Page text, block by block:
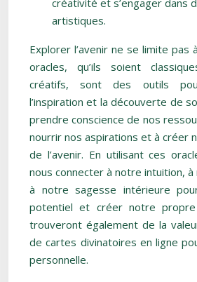
créativité et s’engager dans
artistiques.
Explorer l’avenir ne se limite pas
oracles, qu’ils soient
créatifs, sont des outils pour
l’inspiration et la découverte de
prendre conscience de nos
nourrir nos aspirations et à créer
de l’avenir. En utilisant ces
nous connecter à notre intuition,
à notre sagesse intérieure
potentiel et créer notre propre
trouveront également de la
de cartes divinatoires en ligne
personnelle.